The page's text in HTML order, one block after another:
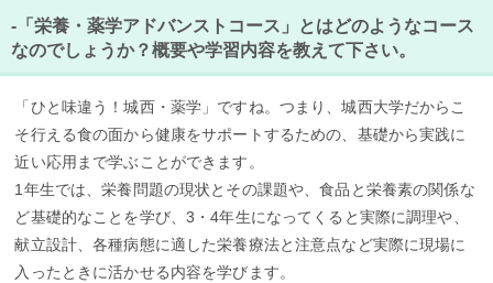
-「栄養・薬学アドバンストコース」とはどのようなコース
なのでしょうか？概要や学習内容を教えて下さい。
「ひと味違う！城西・薬学」ですね。つまり、城西大学だからこ
そ行える食の面から健康をサポートするための、基礎から実践に
近い応用まで学ぶことができます。
1年生では、栄養問題の現状とその課題や、食品と栄養素の関係な
ど基礎的なことを学び、3・4年生になってくると実際に調理や、
献立設計、各種病態に適した栄養療法と注意点など実際に現場に
入ったときに活かせる内容を学びます。